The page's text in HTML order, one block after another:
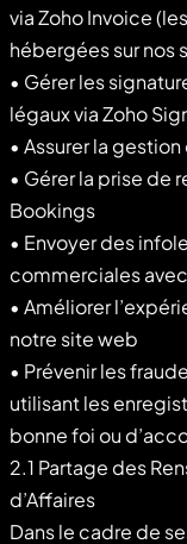
via Zoho Invoice
hébergées sur nos
• Gérer les
légaux via Zoho
• Assurer la
• Gérer la prise de
Bookings
• Envoyer des
commerciales
• Améliorer
notre site web
• Prévenir les
utilisant les
bonne foi ou
2.1 Partage des
d’Affaires
Dans le cadre de